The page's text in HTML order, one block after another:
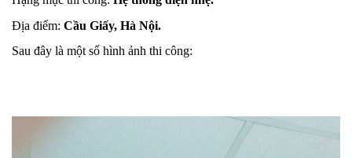
Địa điểm: Cầu Giấy, Hà Nội.
Sau đây là một số hình ảnh thi công: